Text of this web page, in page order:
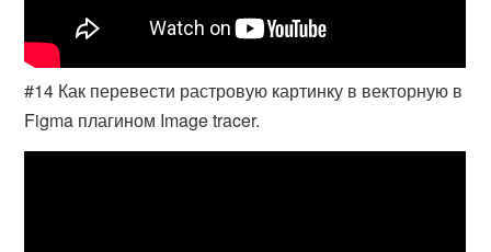
#14 Как перевести растровую картинку в векторную в
Figma плагином Image tracer.